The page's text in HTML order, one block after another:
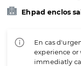
Ehpad enclos
En cas
experience or
immediatly